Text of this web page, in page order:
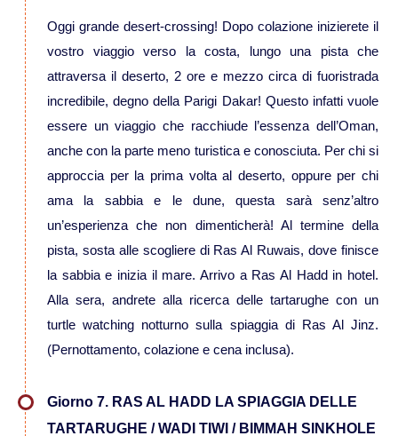
Viaggi in Arabia Saudita
Viaggi in Oman
Nord America
Viaggi in Alaska
Viaggi in Canada
Viaggi in USA
Oceania
Viaggi in Nuova Zelanda
Oggi grande desert-crossing! Dopo colazione inizierete il
vostro viaggio verso la costa, lungo una pista che
attraversa il deserto, 2 ore e mezzo circa di fuoristrada
incredibile, degno della Parigi Dakar! Questo infatti vuole
essere un viaggio che racchiude l’essenza dell’Oman,
anche con la parte meno turistica e conosciuta. Per chi si
approccia per la prima volta al deserto, oppure per chi
ama la sabbia e le dune, questa sarà senz’altro
un’esperienza che non dimenticherà! Al termine della
pista, sosta alle scogliere di Ras Al Ruwais, dove finisce
la sabbia e inizia il mare. Arrivo a Ras Al Hadd in hotel.
Alla sera, andrete alla ricerca delle tartarughe con un
turtle watching notturno sulla spiaggia di Ras Al Jinz.
(Pernottamento, colazione e cena inclusa).
Giorno 7. RAS AL HADD LA SPIAGGIA DELLE
TARTARUGHE / WADI TIWI / BIMMAH SINKHOLE